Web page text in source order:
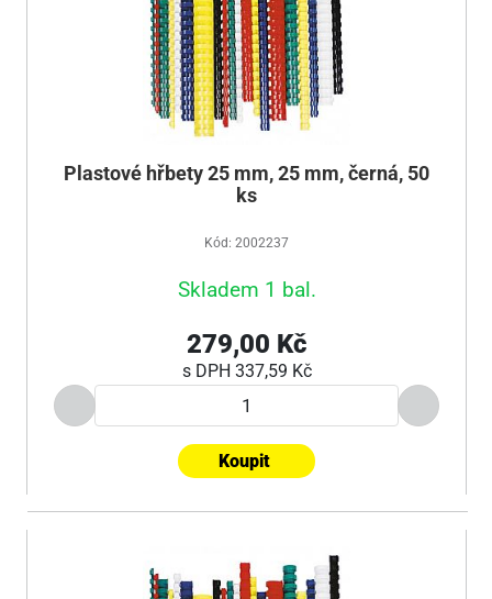
Plastové hřbety 25 mm, 25 mm, černá, 50
ks
Kód: 2002237
Skladem 1 bal.
279,00 Kč
s DPH 337,59 Kč
Koupit